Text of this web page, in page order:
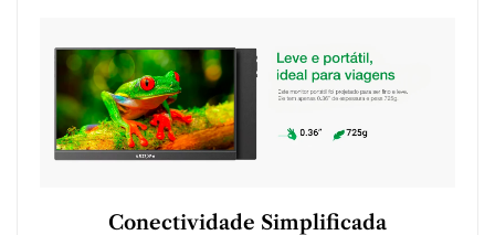
Conectividade Simplificada